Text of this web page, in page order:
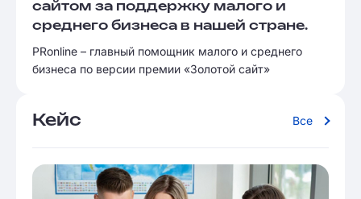
сайтом за поддержку малого и
среднего бизнеса в нашей стране.
PRonline – главный помощник малого и среднего
бизнеса по версии премии «Золотой сайт»
Кейс Все